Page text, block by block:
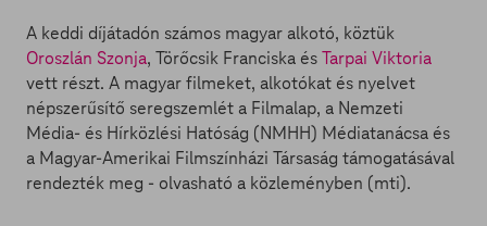
A keddi díjátadón számos magyar alkotó, köztük
Oroszlán Szonja, Törőcsik Franciska ésTarpai Viktoria
vett részt. A magyar filmeket, alkotókat és nyelvet
népszerűsítő seregszemlét a Filmalap, a Nemzeti
Média- és Hírközlési Hatóság (NMHH) Médiatanácsa és
a Magyar-Amerikai Filmszínházi Társaság támogatásával
rendezték meg - olvasható a közleményben (mti).